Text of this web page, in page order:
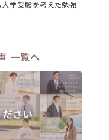
大学受験を考えた勉強
一覧へ